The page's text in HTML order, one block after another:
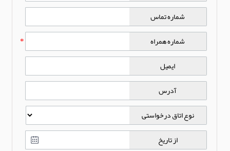
شماره تماس
شماره همراه
*
ایمیل
آدرس
نوع اتاق درخواستی
از تاریخ